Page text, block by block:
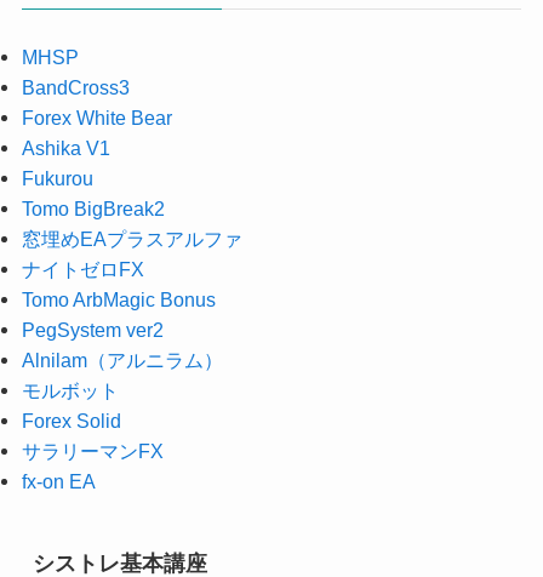
MHSP
BandCross3
Forex White Bear
Ashika V1
Fukurou
Tomo BigBreak2
窓埋めEAプラスアルファ
ナイトゼロFX
Tomo ArbMagic Bonus
PegSystem ver2
Alnilam（アルニラム）
モルボット
Forex Solid
サラリーマンFX
fx-on EA
シストレ基本講座